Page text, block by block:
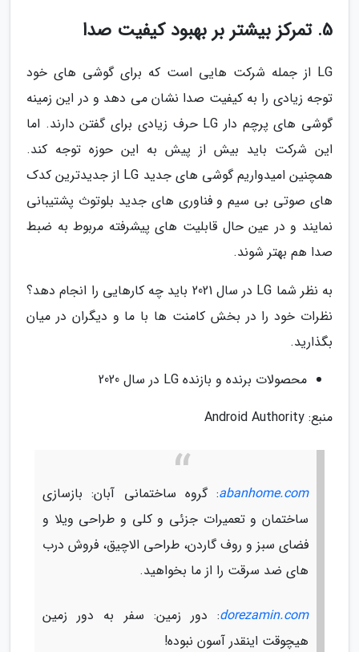
5. تمرکز بیشتر بر بهبود کیفیت صدا
LG از جمله شرکت هایی است که برای گوشی های خود
توجه زیادی را به کیفیت صدا نشان می دهد و در این زمینه
گوشی های پرچم دار LG حرف زیادی برای گفتن دارند. اما
این شرکت باید بیش از پیش به این حوزه توجه کند.
همچنین امیدواریم گوشی های جدید LG از جدیدترین کدک
های صوتی بی سیم و فناوری های جدید بلوتوث پشتیبانی
نمایند و در عین حال قابلیت های پیشرفته مربوط به ضبط
صدا هم بهتر شوند.
به نظر شما LG در سال 2021 باید چه کارهایی را انجام دهد؟
نظرات خود را در بخش کامنت ها با ما و دیگران در میان
بگذارید.
محصولات برنده و بازنده LG در سال 2020
منبع: Android Authority
abanhome.com: گروه ساختمانی آبان: بازسازی
ساختمان و تعمیرات جزئی و کلی و طراحی ویلا و
فضای سبز و روف گاردن، طراحی الاچیق، فروش درب
های ضد سرقت را از ما بخواهید.
dorezamin.com: دور زمین: سفر به دور زمین
هیچوقت اینقدر آسون نبوده!